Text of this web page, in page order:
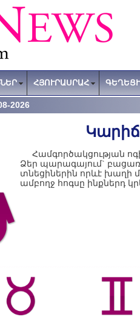
ՀՅՈՒՐԱՍՐԱՀ
2026
Կարիճ
Համգործակցության
Ձեր պարագայում`
տնեցիներին որևէ խաղի
ամբողջ հոգսը ինքներդ